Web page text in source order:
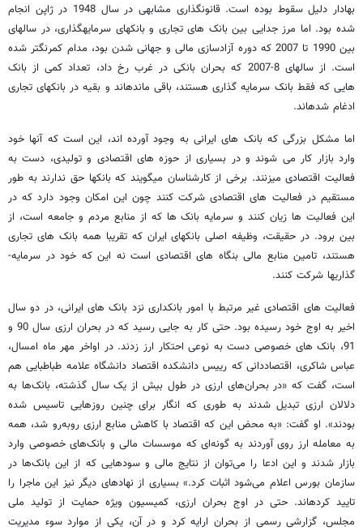
بهادار دلیل سقوط بوده است. قانون­گذاری مشابهی در سال 1948 در ژاپن انجام
شده بود. اما مرز جدایی بین بانک های تجاری و بانکهای سرمایه­گذاری، در سالهای
بین 1990 تا 2007 که دوره آزادسازی مالی و جهانی شدن بود، مدام کمرنگ­تر شده
است. از سالهای 8-2007 که بحران بانکی در غرب رخ داد، تعداد کمی از بانک
هایی که فقط بانک سرمایه­ گذاری هستند، باقی مانده­اند و بقیه در بانکهای تجاری
ادغام شده­اند.
اما مشکل بزرگی که بانک های ایرانی به وجود آورده ­اند، این است که آنها خود
وارد بازار کار می­ شوند و در بسیاری از حوزه­ های اقتصادی و تولیدی، دست به
فعالیت اقتصادی می­زنند. برخی از کارشناسان می­گویند که بانکها حق ندارند به طور
مستقیم در فعالیت های اقتصادی شرکت کنند چون این امکان وجود دارد که در
این فعالیت ها زیان کنند و سرمایه بانک ها که از منابع مردم و جامعه است، از
بین برود. در حقیقت، وظیفه اصلی بانکهای ایران که تقریبا همه بانک های تجاری
هستند، تامین منابع مالی بنگاه­ های اقتصادی است نه این که خود در سرمایه­
گذاریها شرکت کنند.
فعالیت های اقتصادی غیر مرتبط با امور بانکداری نزد بانک های ایرانی، در دو سال
اخیر به اوج خود رسیده بود. حتی کار به جایی رسید که در بحران ارزی سال 90 و
91، بانک های خصوصی دست به نوعی احتکار ارز زدند. در اواخر مهر ماه امسال،
عباس شاکری، اقتصاددانی که رییس دانشکده اقتصاد دانشگاه علامه طباطبایی هم
است، گفت که «در بحران‌های ارزی در طول بیش از یک ‌سال گذشته، بانک‌ها به
دلالان ارزی تبدیل شدند به‌ طوری که انگار برای چنین روزهایی تاسیس شده
بودند». او ­گفت: «به محض این که اقتصاد با کاهش منابع ارزی روبه‌رو شد، همه
به معامله ارز روی آوردند به ‌گونه‌ای که موسسات مالی و بانک‌های خصوصی وارد
بازار شدند و این ادعا را می‌توان از نتایج مالی و سود‌هایی که از این بانک‌ها در
سازمان بورس اعلام می‌شود اثبات کرد.» بسیاری از نهادهای دیگر نیز این ماجرا را
تایید کرده­اند. حتی در اوج بحران ارزی، کمیسیون ویژه حمایت از تولید ملی
مجلس، گزارشی رسمی از بحران ارایه کرد و در آن، یکی از موارد سوء مدیریت